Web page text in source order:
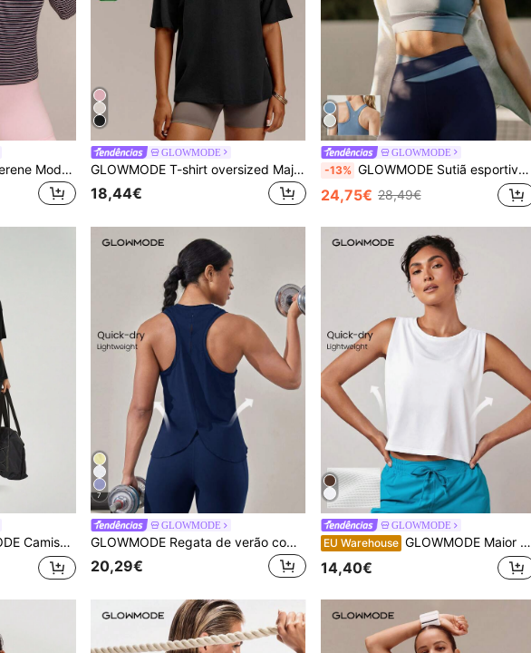
GLOWMODE Top SoftSerene Modal Effortless Glow às riscas, manga comprida, gola redonda, com aberturas para polegar e logótipo em silicone nas costas, casual para o dia a dia, verão
GLOWMODE
GLOWMODE T-shirt oversized Major Glow em algodão premium pesado, corte relaxado, casual para o dia a dia, roupa de verão
18,44€
GLOWMODE
-13% GLOWMODE Sutiã esportivo bicolor FeatherFit™-Sculpt de médio impacto para treino diário, academia, outono e inverno
24,75€ 28,49€
Curta Gola Redonda Oversized Casual Diária
7
GLOWMODE
GLOWMODE Regata de verão com costas nadador e malha para treino, roupa de academia, impacto médio, corrida, treino, secagem rápida, absorção de umidade, sensação de frescor
20,29€
GLOWMODE
EU Warehouse GLOWMODE Maior Camiseta Flex Secagem Rápida
14,40€